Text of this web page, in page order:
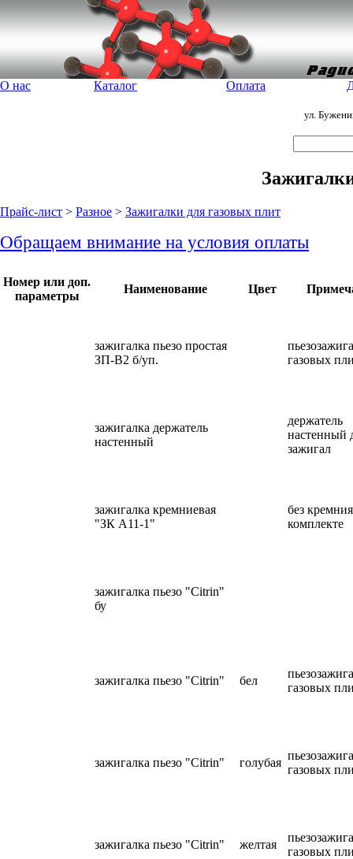
О нас Каталог Оплата
ул.
Прайс-лист > Разное > Зажигалки для газовых плит
Обращаем внимание на условия оплаты
Номер или доп.
параметры
Наименование Цвет
зажигалка пьезо простая
ЗП-В2 б/уп.
газовых
зажигалка держатель
настенный
держатель
настенный
зажигал
зажигалка кремниевая
"ЗК А11-1"
без
комплекте
зажигалка пьезо "Citrin"
бу
зажигалка пьезо "Citrin" бел
газовых
зажигалка пьезо "Citrin" голубая
газовых
зажигалка пьезо "Citrin" желтая
газовых